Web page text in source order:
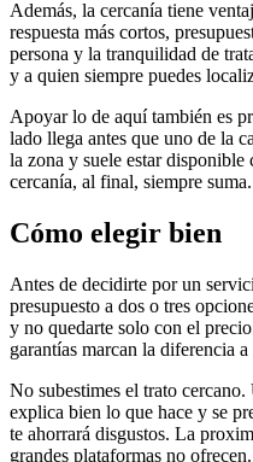
Además, la cercanía tiene
respuesta más cortos,
persona y la tranquilidad de
y a quien siempre puedes
Apoyar lo de aquí también es
lado llega antes que uno de la
la zona y suele estar
cercanía, al final, siempre suma.
Cómo elegir bien
Antes de decidirte por un
presupuesto a dos o tres
y no quedarte solo con el
garantías marcan la diferencia
No subestimes el trato
explica bien lo que hace y se
te ahorrará disgustos. La
grandes plataformas no ofrecen.